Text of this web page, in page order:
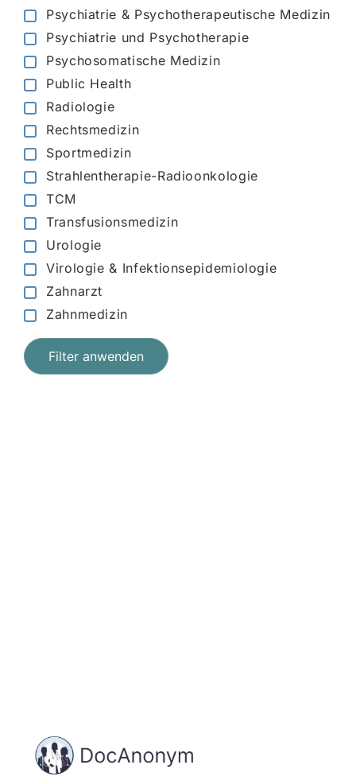
Psychiatrie & Psychotherapeutische Medizin
Psychiatrie und Psychotherapie
Psychosomatische Medizin
Public Health
Radiologie
Rechtsmedizin
Sportmedizin
Strahlentherapie-Radioonkologie
TCM
Transfusionsmedizin
Urologie
Virologie & Infektionsepidemiologie
Zahnarzt
Zahnmedizin
Filter anwenden